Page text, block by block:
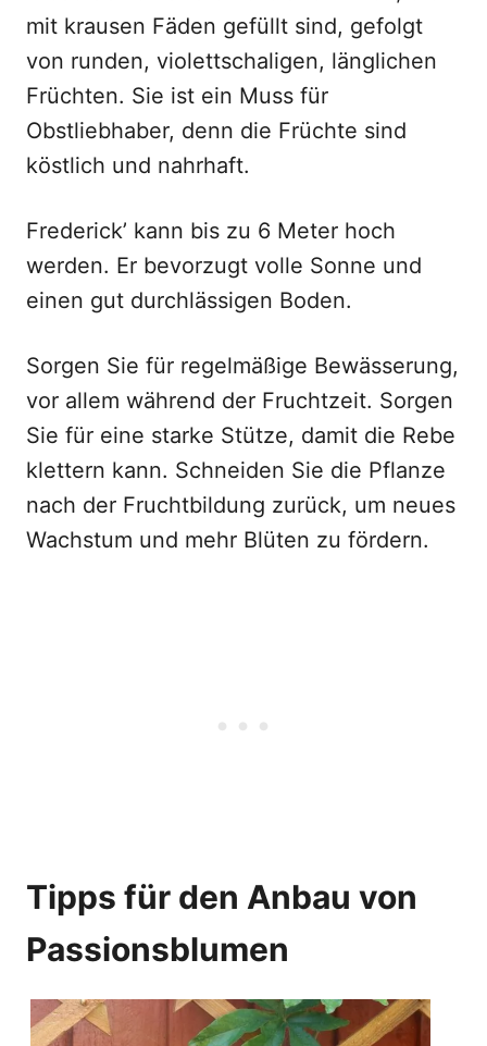
mit krausen Fäden gefüllt sind, gefolgt
von runden, violettschaligen, länglichen
Früchten. Sie ist ein Muss für
Obstliebhaber, denn die Früchte sind
köstlich und nahrhaft.
Frederick’ kann bis zu 6 Meter hoch
werden. Er bevorzugt volle Sonne und
einen gut durchlässigen Boden.
Sorgen Sie für regelmäßige Bewässerung,
vor allem während der Fruchtzeit. Sorgen
Sie für eine starke Stütze, damit die Rebe
klettern kann. Schneiden Sie die Pflanze
nach der Fruchtbildung zurück, um neues
Wachstum und mehr Blüten zu fördern.
Tipps für den Anbau von
Passionsblumen